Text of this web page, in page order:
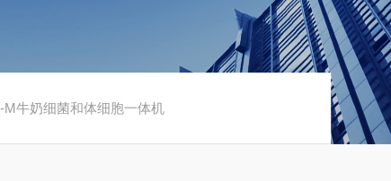
牛奶细菌和体细胞一体机